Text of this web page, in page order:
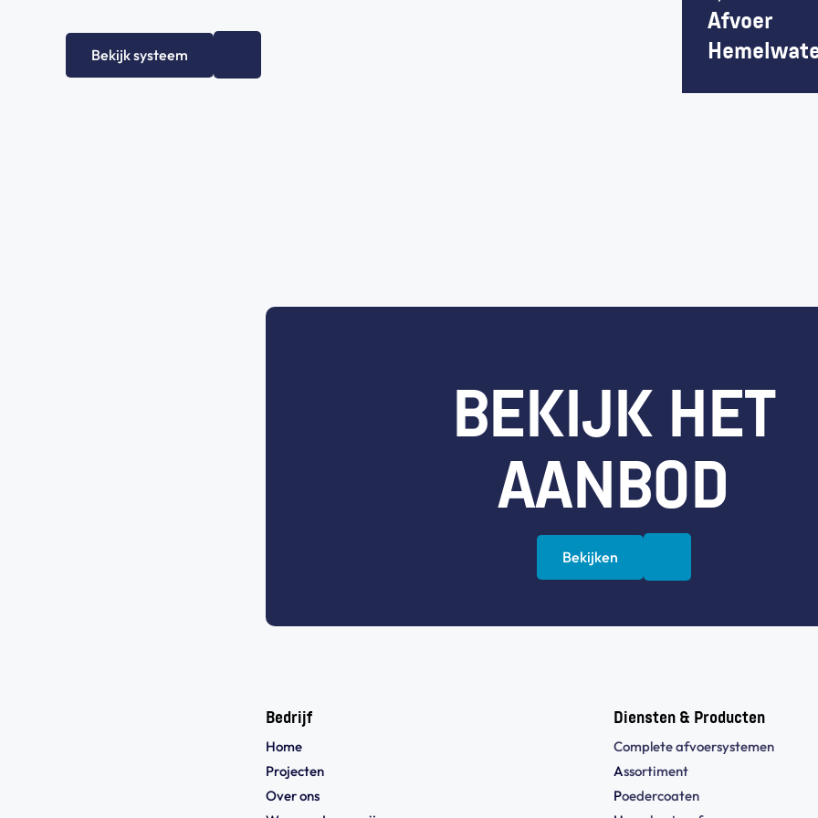
Bekijk systeem
Afvoer
BEKIJK HET
AANBOD
Bekijken
Bedrijf
Home
Projecten
Over ons
Diensten & Producten
Complete afvoersystemen
Assortiment
Poedercoaten